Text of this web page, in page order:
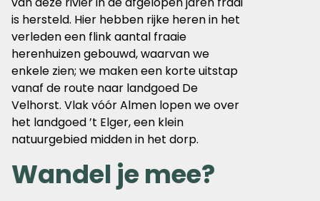
is hersteld. Hier hebben rijke heren in het
verleden een flink aantal fraaie
herenhuizen gebouwd, waarvan we
enkele zien; we maken een korte uitstap
vanaf de route naar landgoed De
Velhorst. Vlak vóór Almen lopen we over
het landgoed ’t Elger, een klein
natuurgebied midden in het dorp.
Wandel je mee?